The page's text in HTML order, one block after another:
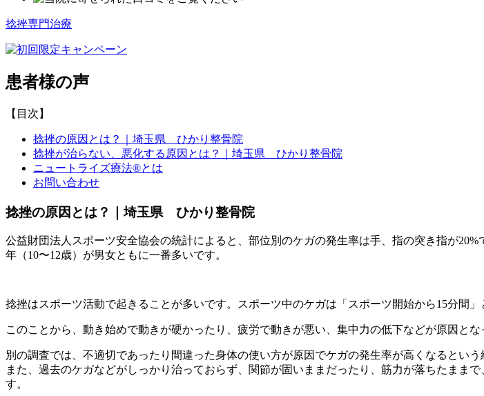
捻挫専門治療
患者様の声
【目次】
捻挫の原因とは？｜埼玉県 ひかり整骨院
捻挫が治らない、悪化する原因とは？｜埼玉県 ひかり整骨院
ニュートライズ療法®とは
お問い合わせ
捻挫の原因とは？｜埼玉県 ひかり整骨院
公益財団法人スポーツ安全協会の統計によると、部位別のケガの発生率は手、指の突き指が
年（10〜12歳）が男女ともに一番多いです。
捻挫はスポーツ活動で起きることが多いです。スポーツ中のケガは「スポーツ開始から15分間
このことから、動き始めで動きが硬かったり、疲労で動きが悪い、集中力の低下などが原因と
別の調査では、不適切であったり間違った身体の使い方が原因でケガの発生率が高くなるという
また、過去のケガなどがしっかり治っておらず、関節が固いままだったり、筋力が落ちたまま
す。